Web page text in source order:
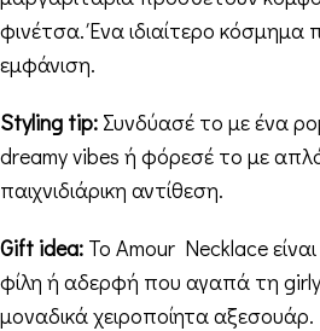
φινέτσα. Ένα ιδιαίτερο κόσμημα
εμφάνιση.
Styling tip: Συνδύασέ το με ένα
dreamy vibes ή φόρεσέ το με
παιχνιδιάρικη αντίθεση.
Gift idea: Το Amour Necklace
φίλη ή αδερφή που αγαπά τη girly
μοναδικά χειροποίητα αξεσουάρ.